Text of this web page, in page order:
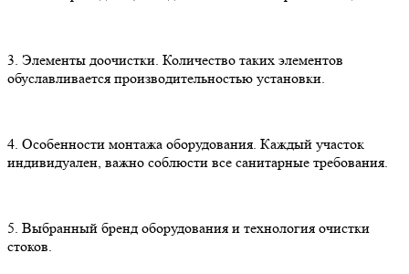
3. Элементы доочистки. Количество таких элементов
обуславливается производительностью установки.
4. Особенности монтажа оборудования. Каждый участок
индивидуален, важно соблюсти все санитарные требования.
5. Выбранный бренд оборудования и технология очистки
стоков.